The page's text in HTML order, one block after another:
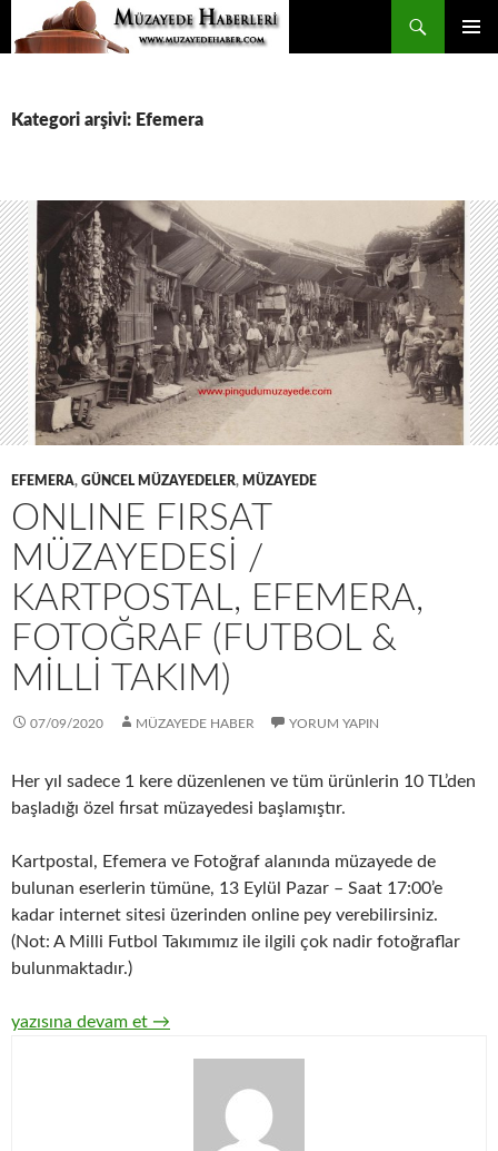
atla
Kategori arşivi: Efemera
EFEMERA, GÜNCEL MÜZAYEDELER, MÜZAYEDE
ONLINE FIRSAT
MÜZAYEDESİ /
KARTPOSTAL, EFEMERA,
FOTOĞRAF (FUTBOL &
MILLI TAKIM)
07/09/2020 MÜZAYEDE HABER YORUM YAPIN
Her yıl sadece 1 kere düzenlenen ve tüm ürünlerin 10 TL’den
başladığı özel fırsat müzayedesi başlamıştır.
Kartpostal, Efemera ve Fotoğraf alanında müzayede de
bulunan eserlerin tümüne, 13 Eylül Pazar – Saat 17:00’e
kadar internet sitesi üzerinden online pey verebilirsiniz.
(Not: A Milli Futbol Takımımız ile ilgili çok nadir fotoğraflar
bulunmaktadır.)
ONLINE FIRSAT MÜZAYEDESİ / Kartpostal, Efemera,
yazısına devam et →